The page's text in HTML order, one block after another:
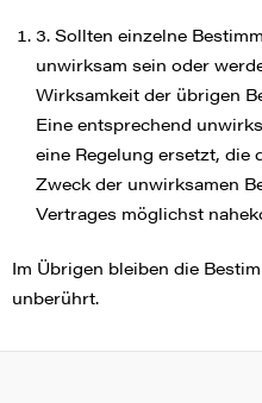
3. Sollten einzelne
unwirksam sein oder
Wirksamkeit der übrigen
Eine entsprechend
eine Regelung ersetzt, die
Zweck der unwirksamen
Vertrages möglichst
Im Übrigen bleiben die
unberührt.